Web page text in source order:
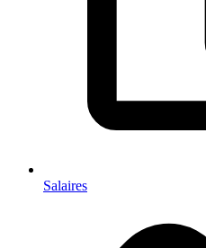
Salaires